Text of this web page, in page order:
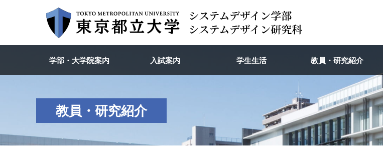
学部・大学院案内 入試案内 学生生活 教員・研究紹介
教員・研究紹介